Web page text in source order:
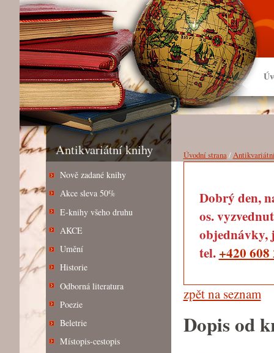
Antikvariátní knihy
Nově zadané knihy
Akce sleva 50%
E-knihy všeho druhu
AKCE
Umění
Historie
Odborná literatura
Poezie
Beletrie
Místopis-cestopis
Úvodní strana/
Dobrý den,
os.
objednávky,
tel. +420 608
zpět na seznam
Dopis od